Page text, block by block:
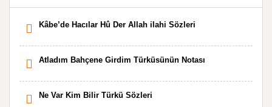
Kâbe’de Hacılar Hû Der Allah ilahi Sözleri
Atladım Bahçene Girdim Türküsünün Notası
Ne Var Kim Bilir Türkü Sözleri